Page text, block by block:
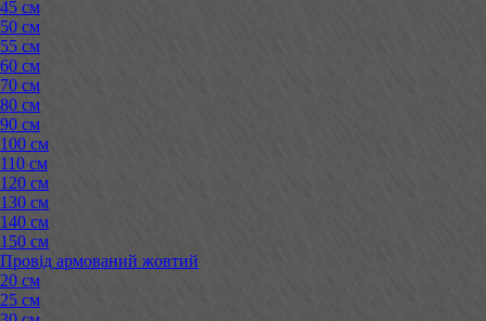
45 см
50 см
55 см
60 см
70 см
80 см
90 см
100 см
110 см
120 см
130 см
140 см
150 см
Провід армований жовтий
20 см
25 см